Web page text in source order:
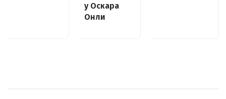
у Оскара
Онли